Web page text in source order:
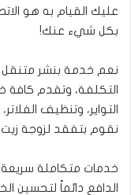
عليك القيام به هو
بكل شيء عنك!
نعم خدمة بنشر متنقل
التكلفة، وتقدم كافة
التواير، وتنظيف
نقوم بتفقد لزوجة زيت
خدمات متكاملة